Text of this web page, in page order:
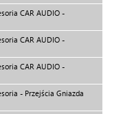
CAR AUDIO -
CAR AUDIO -
CAR AUDIO -
- Przejścia Gniazda